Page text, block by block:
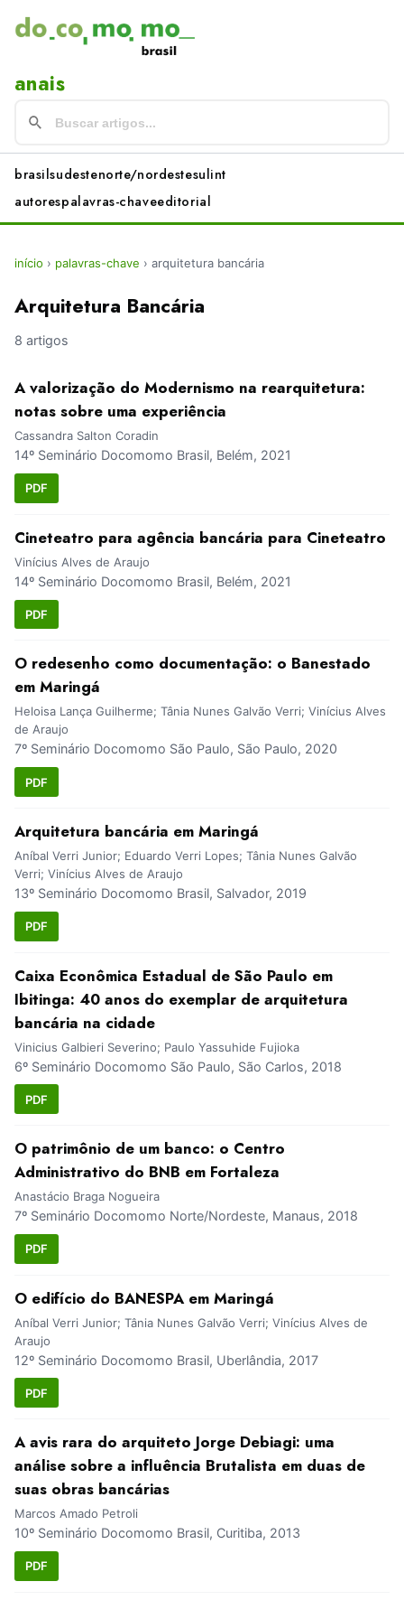
anais
brasilsudestenorte/nordestesulint
autorespalavras-chaveeditorial
início › palavras-chave › arquitetura bancária
Arquitetura Bancária
8 artigos
A valorização do Modernismo na rearquitetura:
notas sobre uma experiência
Cassandra Salton Coradin
14º Seminário Docomomo Brasil, Belém, 2021
PDF
Cineteatro para agência bancária para Cineteatro
Vinícius Alves de Araujo
14º Seminário Docomomo Brasil, Belém, 2021
PDF
O redesenho como documentação: o Banestado
em Maringá
Heloisa Lança Guilherme; Tânia Nunes Galvão Verri; Vinícius Alves
de Araujo
7º Seminário Docomomo São Paulo, São Paulo, 2020
PDF
Arquitetura bancária em Maringá
Aníbal Verri Junior; Eduardo Verri Lopes; Tânia Nunes Galvão
Verri; Vinícius Alves de Araujo
13º Seminário Docomomo Brasil, Salvador, 2019
PDF
Caixa Econômica Estadual de São Paulo em
Ibitinga: 40 anos do exemplar de arquitetura
bancária na cidade
Vinicius Galbieri Severino; Paulo Yassuhide Fujioka
6º Seminário Docomomo São Paulo, São Carlos, 2018
PDF
O patrimônio de um banco: o Centro
Administrativo do BNB em Fortaleza
Anastácio Braga Nogueira
7º Seminário Docomomo Norte/Nordeste, Manaus, 2018
PDF
O edifício do BANESPA em Maringá
Aníbal Verri Junior; Tânia Nunes Galvão Verri; Vinícius Alves de
Araujo
12º Seminário Docomomo Brasil, Uberlândia, 2017
PDF
A avis rara do arquiteto Jorge Debiagi: uma
análise sobre a influência Brutalista em duas de
suas obras bancárias
Marcos Amado Petroli
10º Seminário Docomomo Brasil, Curitiba, 2013
PDF